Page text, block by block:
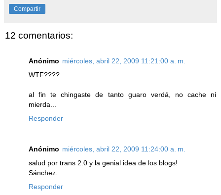
Compartir
12 comentarios:
Anónimo miércoles, abril 22, 2009 11:21:00 a. m.
WTF????
al fin te chingaste de tanto guaro verdá, no cache ni
mierda...
Responder
Anónimo miércoles, abril 22, 2009 11:24:00 a. m.
salud por trans 2.0 y la genial idea de los blogs!
Sánchez.
Responder